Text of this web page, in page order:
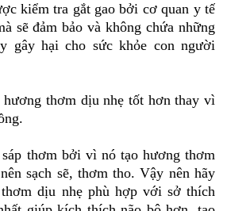
kiểm tra gắt gao bởi cơ quan y tế
sẽ đảm bảo và không chứa những
gây hại cho sức khỏe con người
hương thơm dịu nhẹ tốt hơn thay vì
thơm bởi vì nó tạo hương thơm
sạch sẽ, thơm tho. Vậy nên hãy
dịu nhẹ phù hợp với sở thích